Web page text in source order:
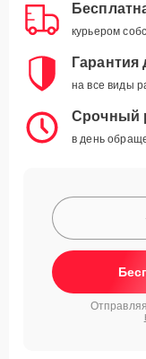
курьером
Гарантия
на все виды
Срочный
в день